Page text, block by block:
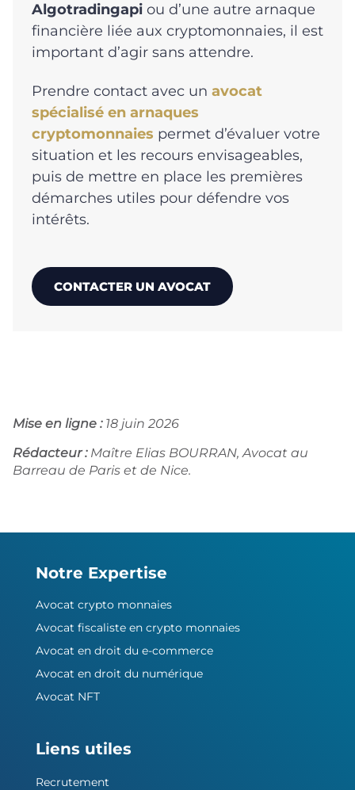
Algotradingapi ou d’une autre arnaque
financière liée aux cryptomonnaies, il est
important d’agir sans attendre.
Prendre contact avec un avocat
spécialisé en arnaques
cryptomonnaies permet d’évaluer votre
situation et les recours envisageables,
puis de mettre en place les premières
démarches utiles pour défendre vos
intérêts.
CONTACTER UN AVOCAT
Mise en ligne :18 juin 2026
Rédacteur :Maître Elias BOURRAN, Avocat au
Barreau de Paris et de Nice.
Notre Expertise
Avocat crypto monnaies
Avocat fiscaliste en crypto monnaies
Avocat en droit du e-commerce
Avocat en droit du numérique
Avocat NFT
Liens utiles
Recrutement